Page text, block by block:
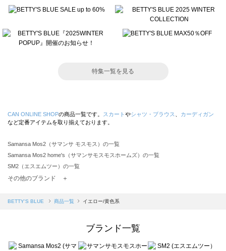
特集一覧を見る
CAN ONLINE SHOPの商品一覧です。 スカート やシャツ・ブラウス
カーディガン
など定番アイテムを取り揃えております。
Samansa Mos2（サマンサ モスモス）の一覧
Samansa Mos2 home's（サマンサモスモスホームズ）の一覧
SM2（エスエムツー）の一覧
TSUHARU by Samansa Mos2（ツハルバイサマンサモスモス）の一覧
Samansa Mos2 blue（サマンサモスモス ブルー）の一覧
Te chichi（テチチ）の一覧
その他のブランド ＋
BETTY'S BLUE 商品一覧 イエロー/黄色系
ブランド一覧